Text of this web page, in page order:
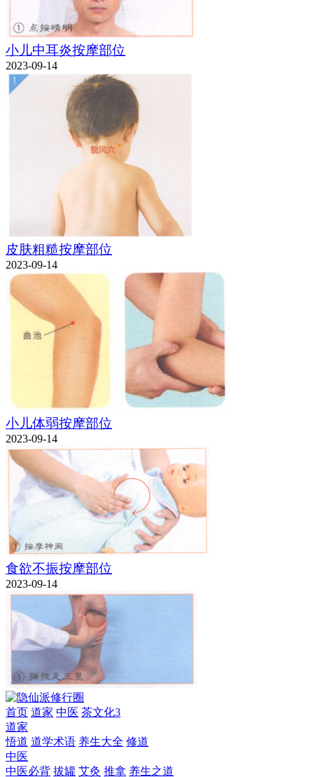
小儿中耳炎按摩部位
2023-09-14
皮肤粗糙按摩部位
2023-09-14
小儿体弱按摩部位
2023-09-14
食欲不振按摩部位
2023-09-14
首页 道家 中医 茶文化3
道家
悟道 道学术语 养生大全 修道
中医
中医必背 拔罐 艾灸 推拿 养生之道